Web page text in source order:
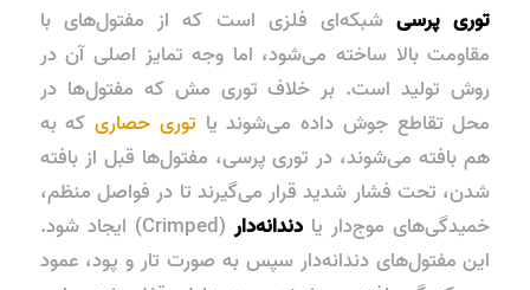
توری پرسیشبکه‌ای فلزی است که از مفتول‌های با
مقاومت بالا ساخته می‌شود، اما وجه تمایز اصلی آن در
روش تولید است. بر خلاف توری مش که مفتول‌ها در
محل تقاطع جوش داده می‌شوند یا توری حصاریکه به
هم بافته می‌شوند، در توری پرسی، مفتول‌ها قبل از بافته
شدن، تحت فشار شدید قرار می‌گیرند تا در فواصل منظم،
خمیدگی‌های موج‌دار یا دندانه‌دار
(Crimped) ایجاد شود.
این مفتول‌های دندانه‌دار سپس به صورت تار و پود، عمود